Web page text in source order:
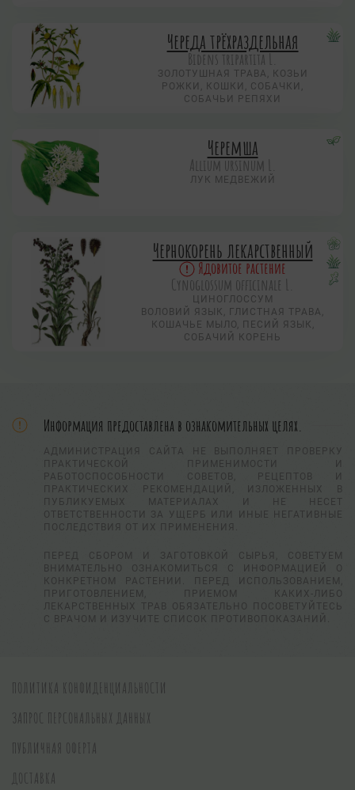
Череда трёхраздельная
Bidens tripartita L.
ЗОЛОТУШНАЯ ТРАВА, КОЗЬИ
РОЖКИ, КОШКИ, СОБАЧКИ,
СОБАЧЬИ РЕПЯХИ
Черемша
Allium ursinum L.
ЛУК МЕДВЕЖИЙ
Чернокорень лекарственный
Ядовитое растение
Cynoglossum officinale L.
ЦИНОГЛОССУМ
ВОЛОВИЙ ЯЗЫК, ГЛИСТНАЯ ТРАВА,
КОШАЧЬЕ МЫЛО, ПЕСИЙ ЯЗЫК,
СОБАЧИЙ КОРЕНЬ
Информация предоставлена в ознакомительных целях.
АДМИНИСТРАЦИЯ САЙТА НЕ ВЫПОЛНЯЕТ ПРОВЕРКУ
ПРАКТИЧЕСКОЙ ПРИМЕНИМОСТИ И
РАБОТОСПОСОБНОСТИ СОВЕТОВ, РЕЦЕПТОВ И
ПРАКТИЧЕСКИХ РЕКОМЕНДАЦИЙ, ИЗЛОЖЕННЫХ В
ПУБЛИКУЕМЫХ МАТЕРИАЛАХ И НЕ НЕСЕТ
ОТВЕТСТВЕННОСТИ ЗА УЩЕРБ ИЛИ ИНЫЕ НЕГАТИВНЫЕ
ПОСЛЕДСТВИЯ ОТ ИХ ПРИМЕНЕНИЯ.
ПЕРЕД СБОРОМ И ЗАГОТОВКОЙ СЫРЬЯ, СОВЕТУЕМ
ВНИМАТЕЛЬНО ОЗНАКОМИТЬСЯ С ИНФОРМАЦИЕЙ О
КОНКРЕТНОМ РАСТЕНИИ. ПЕРЕД ИСПОЛЬЗОВАНИЕМ,
ПРИГОТОВЛЕНИЕМ, ПРИЕМОМ КАКИХ-ЛИБО
ЛЕКАРСТВЕННЫХ ТРАВ ОБЯЗАТЕЛЬНО ПОСОВЕТУЙТЕСЬ
С ВРАЧОМ И ИЗУЧИТЕ СПИСОК ПРОТИВОПОКАЗАНИЙ.
ПОЛИТИКА КОНФИДЕНЦИАЛЬНОСТИ
ЗАПРОС ПЕРСОНАЛЬНЫХ ДАННЫХ
ПУБЛИЧНАЯ ОФЕРТА
ДОСТАВКА